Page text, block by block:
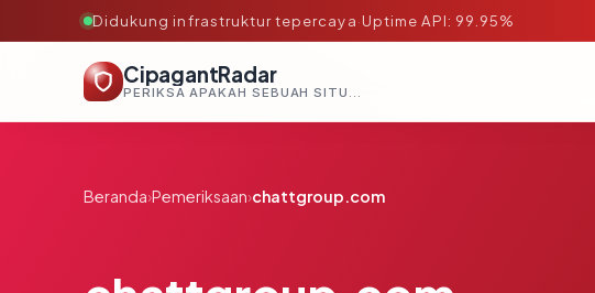
Didukung infrastruktur tepercaya·Uptime API: 99.95%
CipagantRadar
PERIKSA APAKAH SEBUAH SITUS AMAN, TEPERCAYA, DAN TERVERIFIKASI DALAM HITUNGAN DETIK.
Beranda›Pemeriksaan›chattgroup.com